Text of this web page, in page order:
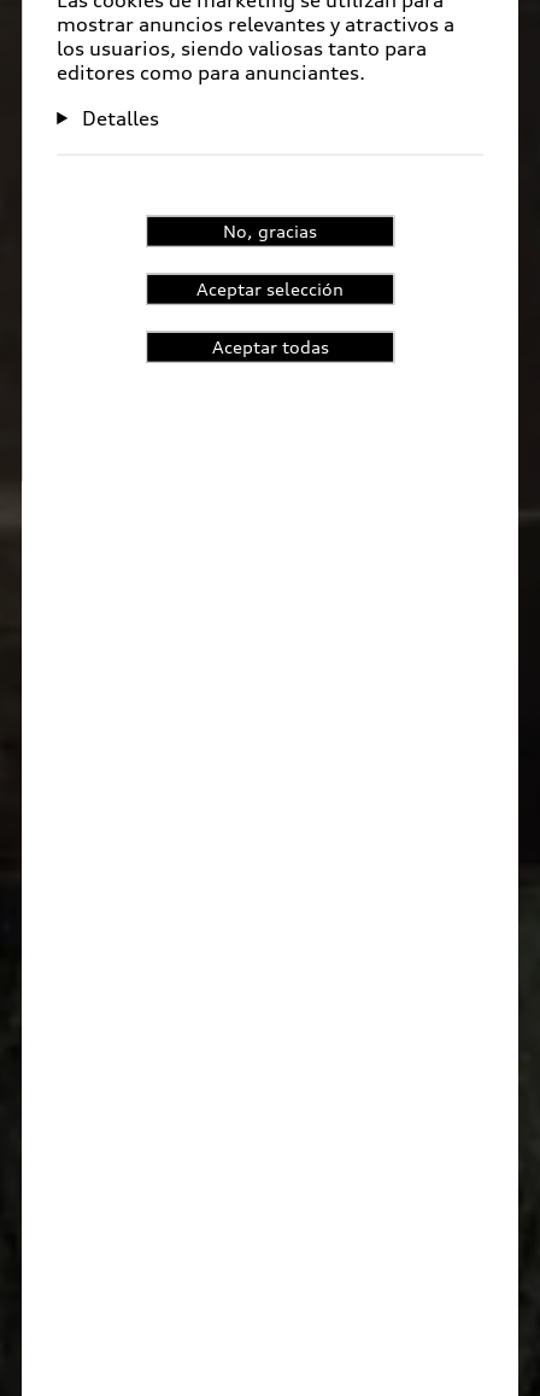
mostrar anuncios relevantes y atractivos a
los usuarios, siendo valiosas tanto para
editores como para anunciantes.
Detalles
No, gracias
Aceptar selección
Aceptar todas